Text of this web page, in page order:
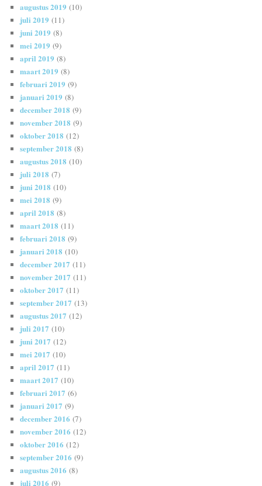
augustus 2019 (10)
juli 2019 (11)
juni 2019 (8)
mei 2019 (9)
april 2019 (8)
maart 2019 (8)
februari 2019 (9)
januari 2019 (8)
december 2018 (9)
november 2018 (9)
oktober 2018 (12)
september 2018 (8)
augustus 2018 (10)
juli 2018 (7)
juni 2018 (10)
mei 2018 (9)
april 2018 (8)
maart 2018 (11)
februari 2018 (9)
januari 2018 (10)
december 2017 (11)
november 2017 (11)
oktober 2017 (11)
september 2017 (13)
augustus 2017 (12)
juli 2017 (10)
juni 2017 (12)
mei 2017 (10)
april 2017 (11)
maart 2017 (10)
februari 2017 (6)
januari 2017 (9)
december 2016 (7)
november 2016 (12)
oktober 2016 (12)
september 2016 (9)
augustus 2016 (8)
juli 2016 (9)